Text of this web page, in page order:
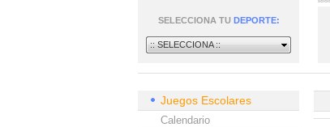
SELECCIONA TU DEPORTE:
:: SELECCIONA ::
Juegos Escolares
Calendario